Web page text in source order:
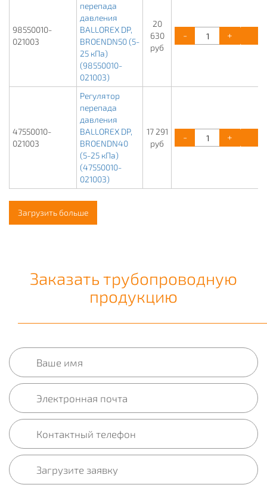
98550010-
021003
перепада
давления
BALLOREX DP,
BROENDN50 (5-
25 кПа)
(98550010-
021003)
20
630
руб
- +
47550010-
021003
Регулятор
перепада
давления
BALLOREX DP,
BROENDN40
(5-25 кПа)
(47550010-
021003)
17 291
руб
- +
Загрузить больше
Заказать трубопроводную
продукцию